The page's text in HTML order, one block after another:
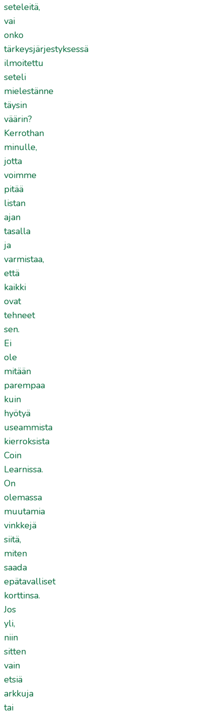
seteleitä,
vai
onko
tärkeysjärjestyksessä
ilmoitettu
seteli
mielestänne
täysin
väärin?
Kerrothan
minulle,
jotta
voimme
pitää
listan
ajan
tasalla
ja
varmistaa,
että
kaikki
ovat
tehneet
sen.
Ei
ole
mitään
parempaa
kuin
hyötyä
useammista
kierroksista
Coin
Learnissa.
On
olemassa
muutamia
vinkkejä
siitä,
miten
saada
epätavalliset
korttinsa.
Jos
yli,
niin
sitten
vain
etsiä
arkkuja
tai